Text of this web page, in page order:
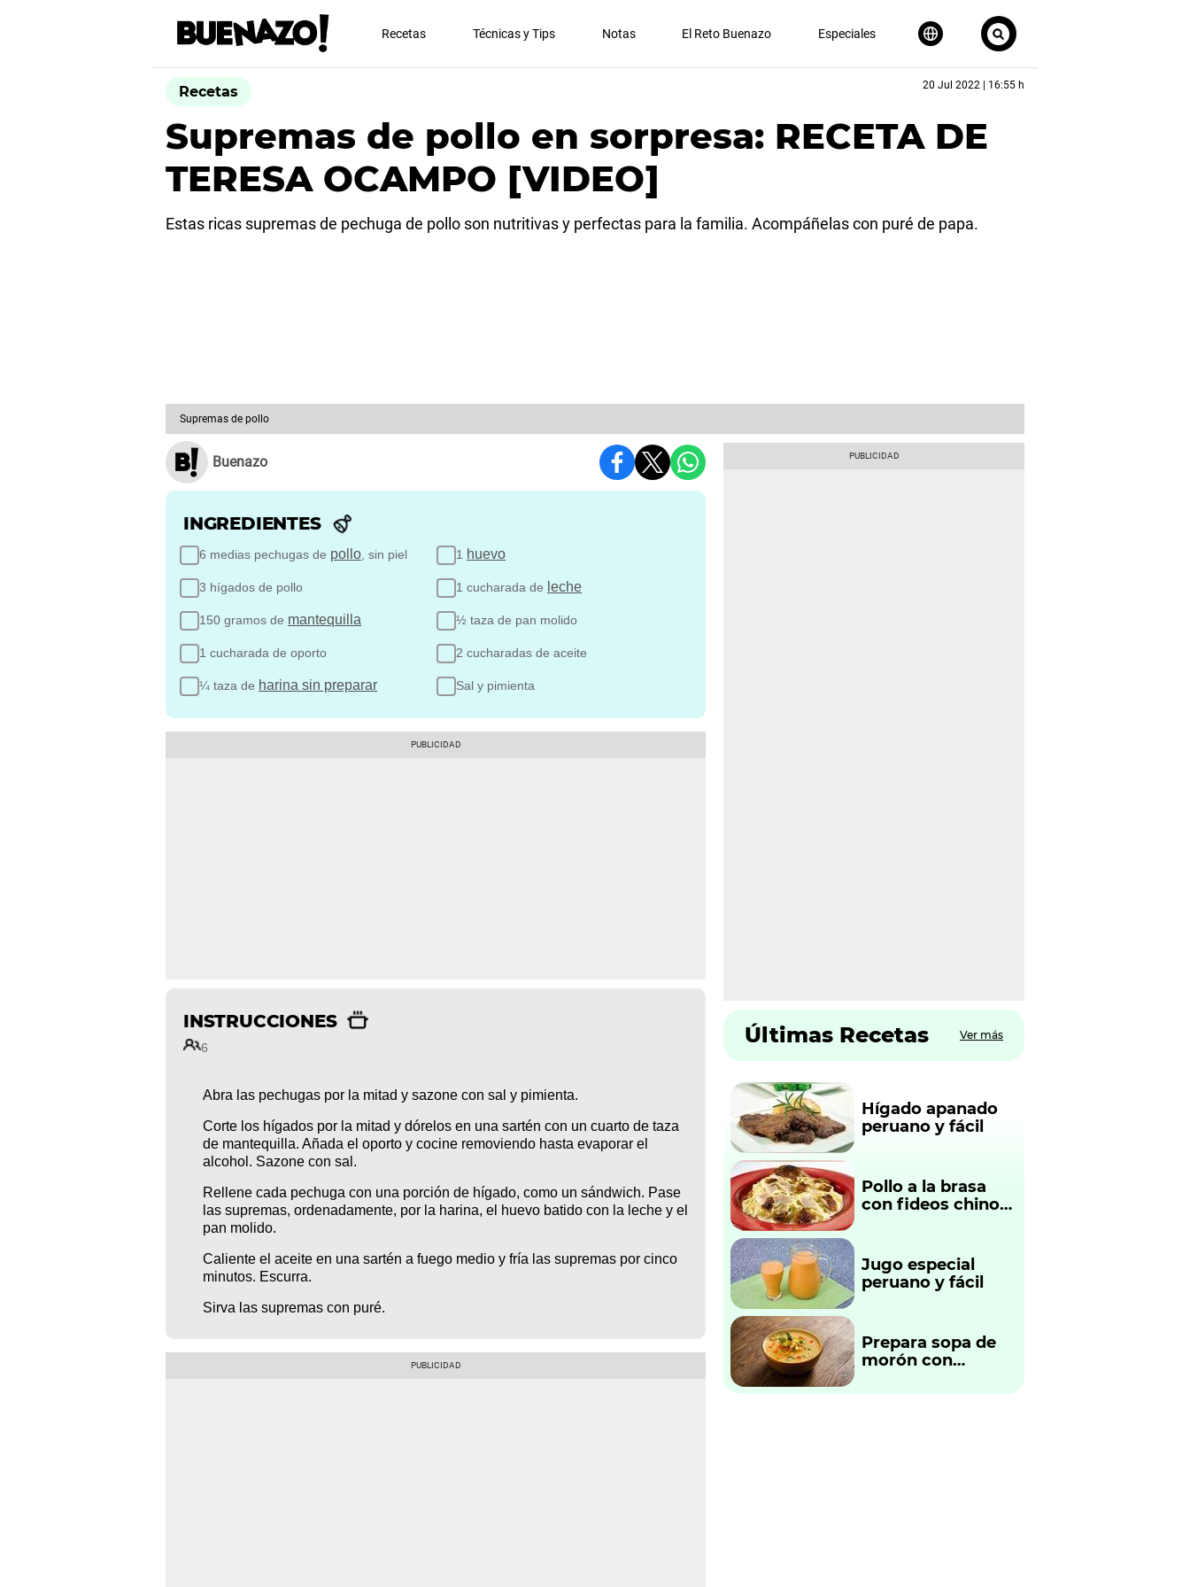
Recetas Técnicas y Tips Notas El Reto Buenazo Especiales
Recetas 20 Jul 2022 | 16:55 h
Supremas de pollo en sorpresa: RECETA DE
TERESA OCAMPO [VIDEO]
Estas ricas supremas de pechuga de pollo son nutritivas y perfectas para la familia. Acompáñelas con puré de papa.
Supremas de pollo
Buenazo
INGREDIENTES
6 medias pechugas de pollo , sin piel
3 hígados de pollo
150 gramos de mantequilla
1 cucharada de oporto
¼ taza de harina sin preparar
1 huevo
1 cucharada de leche
½ taza de pan molido
2 cucharadas de aceite
Sal y pimienta
INSTRUCCIONES
6
Abra las pechugas por la mitad y sazone con sal y pimienta.
Corte los hígados por la mitad y dórelos en una sartén con un cuarto de taza
de mantequilla. Añada el oporto y cocine removiendo hasta evaporar el
alcohol. Sazone con sal.
Rellene cada pechuga con una porción de hígado, como un sándwich. Pase
las supremas, ordenadamente, por la harina, el huevo batido con la leche y el
pan molido.
Caliente el aceite en una sartén a fuego medio y fría las supremas por cinco
minutos. Escurra.
Sirva las supremas con puré.
Últimas Recetas Ver más
Hígado apanado
peruano y fácil
Pollo a la brasa
con fideos chinos
Jugo especial
peruano y fácil
Prepara sopa de
morón con
tradicional